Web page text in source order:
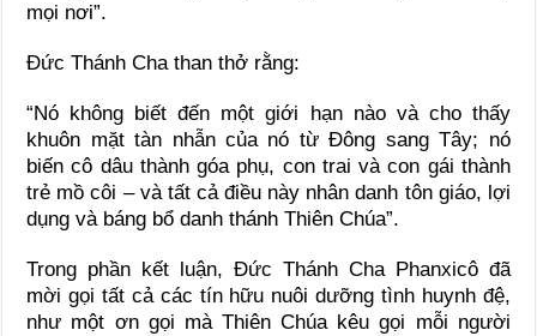
mọi nơi”.
Đức Thánh Cha than thở rằng:
“Nó không biết đến một giới hạn nào và cho thấy
khuôn mặt tàn nhẫn của nó từ Đông sang Tây; nó
biến cô dâu thành góa phụ, con trai và con gái thành
trẻ mồ côi – và tất cả điều này nhân danh tôn giáo, lợi
dụng và báng bổ danh thánh Thiên Chúa”.
Trong phần kết luận, Đức Thánh Cha Phanxicô đã
mời gọi tất cả các tín hữu nuôi dưỡng tình huynh đệ,
như một ơn gọi mà Thiên Chúa kêu gọi mỗi người